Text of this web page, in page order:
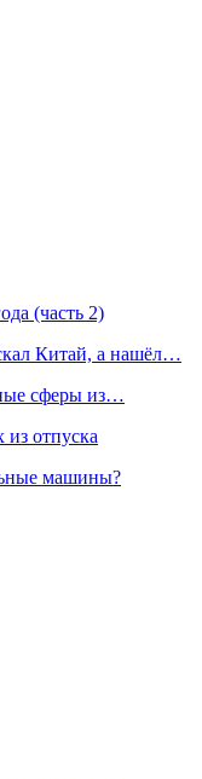
(часть 2)
Китай, а нашёл…
сферы из…
отпуска
машины?